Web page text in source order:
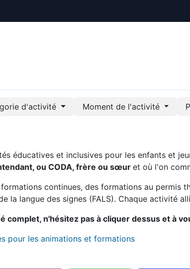
d'activité Moment de l'activité
éducatives et inclusives pour les enfants et
ou CODA, frère ou sœuret où l'on
formations continues, des formations au permis
la langue des signes (FALS). Chaque activité
complet, n'hésitez pas à cliquer dessus et à
pour les animations et formations